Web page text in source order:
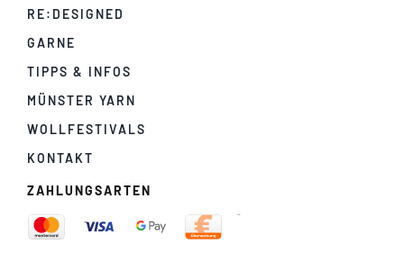
RE:DESIGNED
GARNE
TIPPS & INFOS
MÜNSTER YARN
WOLLFESTIVALS
KONTAKT
ZAHLUNGSARTEN